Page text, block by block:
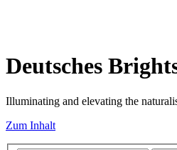
Deutsches
Illuminating and elevating the
Zum Inhalt